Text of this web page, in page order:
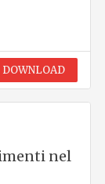
DOWNLOAD
nel